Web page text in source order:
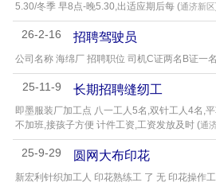
5.30/冬季 早8点-晚5.30,出适应期后每 (通济新区
26-2-16 招聘驾驶员
公司名称 海绵厂 招聘职位 司机C证两名B证一
25-11-9 长期招聘缝纫工
即墨服装厂加工点 八一工人5名,双针工人4名,
不加班,接孩子方便 计件工资,工资发放及时 (通
25-9-29 圆网大布印花
新宏利针织加工人 印花熟练工 了 无 印花操作